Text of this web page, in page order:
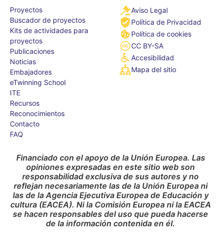
Proyectos
Buscador de proyectos
Kits de actividades para
proyectos
Publicaciones
Noticias
Embajadores
eTwinning School
ITE
Recursos
Reconocimientos
Contacto
FAQ
Aviso Legal
Política de Privacidad
Política de cookies
CC BY-SA
Accesibilidad
Mapa del sitio
Financiado con el apoyo de la Unión Europea. Las
opiniones expresadas en este sitio web son
responsabilidad exclusiva de sus autores y no
reflejan necesariamente las de la Unión Europea ni
las de la Agencia Ejecutiva Europea de Educación y
cultura (EACEA). Ni la Comisión Europea ni la EACEA
se hacen responsables del uso que pueda hacerse
de la información contenida en él.